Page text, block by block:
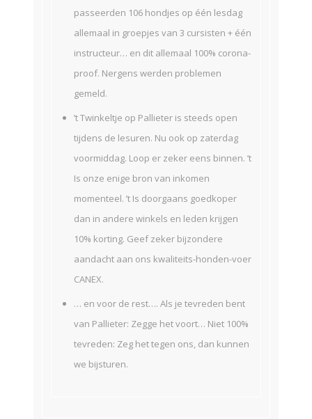
passeerden 106 hondjes op één lesdag
allemaal in groepjes van 3 cursisten + één
instructeur… en dit allemaal 100% corona-
proof. Nergens werden problemen
gemeld.
’t Twinkeltje op Pallieter is steeds open
tijdens de lesuren. Nu ook op zaterdag
voormiddag. Loop er zeker eens binnen. ’t
Is onze enige bron van inkomen
momenteel. ’t Is doorgaans goedkoper
dan in andere winkels en leden krijgen
10% korting. Geef zeker bijzondere
aandacht aan ons kwaliteits-honden-voer
CANEX.
… en voor de rest…. Als je tevreden bent
van Pallieter: Zegge het voort… Niet 100%
tevreden: Zeg het tegen ons, dan kunnen
we bijsturen.